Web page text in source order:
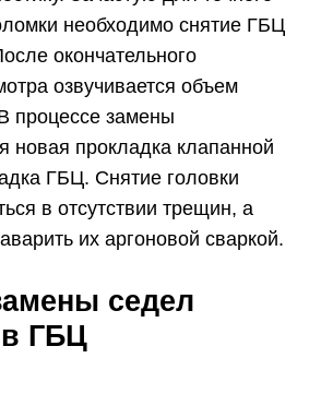
необходимо снятие ГБЦ
окончательного
озвучивается объем
процессе замены
новая прокладка клапанной
ГБЦ. Снятие головки
в отсутствии трещин, а
их аргоновой сваркой.
седел
ГБЦ